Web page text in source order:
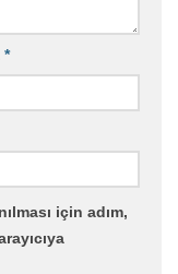
*
için adım,